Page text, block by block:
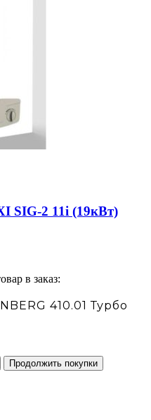
SIG-2 11i (19кВт)
в заказ:
410.01 Турбо
Продолжить покупки